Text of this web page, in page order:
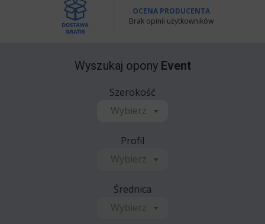
OCENA PRODUCENTA
Brak opinii użytkowników
Wyszukaj opony Event
Szerokość
Wybierz
Profil
Wybierz
Średnica
Wybierz